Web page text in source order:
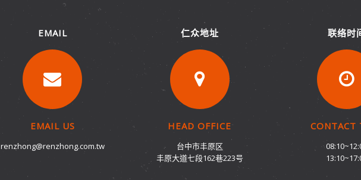
EMAIL
EMAIL US
renzhong@renzhong.com.tw
仁众地址
HEAD OFFICE
台中市丰原区
丰原大道七段162巷223号
联络时
CONTACT